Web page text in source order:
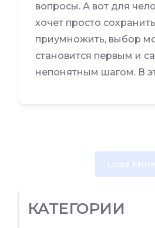
вопросы. А вот для
хочет просто
приумножить, выбор
становится первым и
непонятным шагом. В
Load
КАТЕГОРИИ